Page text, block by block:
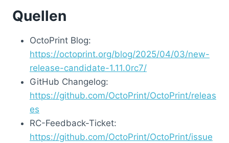
Quellen
OctoPrint Blog:
https://octoprint.org/blog/2025/04/03/new-
release-candidate-1.11.0rc7/
GitHub Changelog:
https://github.com/OctoPrint/OctoPrint/releas
es
RC-Feedback-Ticket:
https://github.com/OctoPrint/OctoPrint/issue